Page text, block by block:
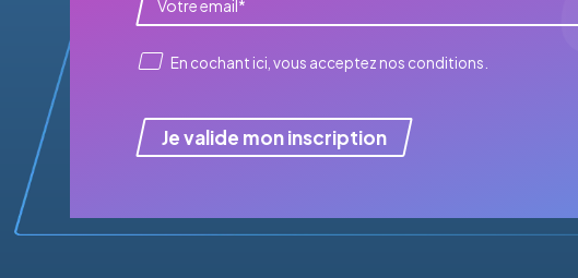
En cochant ici, vous acceptez nos conditions
Je valide mon inscription